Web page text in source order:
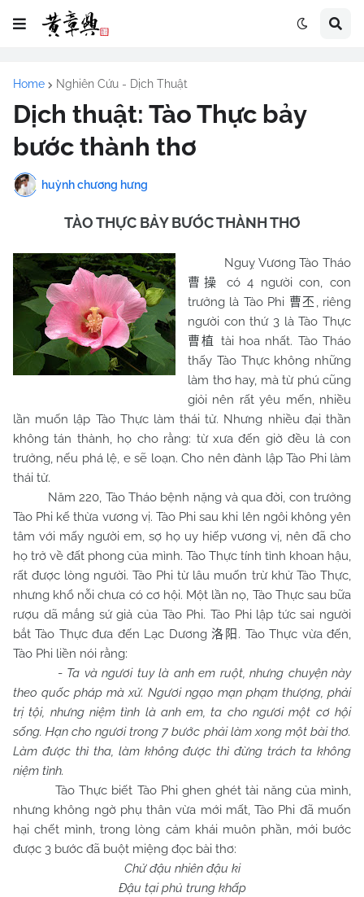
Home Nghiên Cứu - Dịch Thuật
Dịch thuật: Tào Thực bảy
bước thành thơ
huỳnh chương hưng
TÀO THỰC BẢY BƯỚC THÀNH THƠ
Nguỵ Vương Tào Tháo
曹操
có 4 người con, con
trưởng là Tào Phi 曹丕 , riêng
người con thứ 3 là Tào Thực
曹植
tài hoa nhất. Tào Tháo
thấy Tào Thực không những
làm thơ hay, mà từ phú cũng
giỏi nên rất yêu mến, nhiều
lần muốn lập Tào Thực làm thái tử. Nhưng nhiều đại thần
không tán thành, họ cho rằng: từ xưa đến giờ đều là con
trưởng, nếu phá lệ, e sẽ loạn. Cho nên đành lập Tào Phi làm
thái tử.
Năm 220, Tào Tháo bệnh nặng và qua đời, con trưởng
Tào Phi kế thừa vương vị. Tào Phi sau khi lên ngôi không yên
tâm với mấy người em, sợ họ uy hiếp vương vị, nên đã cho
họ trở về đất phong của mình. Tào Thực tính tình khoan hậu,
rất được lòng người. Tào Phi từ lâu muốn trừ khử Tào Thực,
nhưng khổ nỗi chưa có cơ hội. Một lần nọ, Tào Thực sau bữa
rượu dã mắng sứ giả của Tào Phi. Tào Phi lập tức sai người
bắt Tào Thực đưa đến Lạc Dương洛阳 . Tào Thực vừa đến,
Tào Phi liền nói rằng:
- Ta và ngươi tuy là anh em ruột, nhưng chuyện này
theo quốc pháp mà xử. Ngươi ngạo mạn phạm thượng, phải
trị tội, nhưng niệm tình là anh em, ta cho ngươi một cơ hội
sống. Hạn cho ngươi trong 7 bước phải làm xong một bài thơ.
Làm được thì tha, làm không được thì đừng trách ta không
niệm tình.
Tào Thực biết Tào Phi ghen ghét tài năng của mình,
nhưng không ngờ phụ thân vừa mới mất, Tào Phi đã muốn
hại chết mình, trong lòng cảm khái muôn phần, mới bước
được 3 bước đã buột miệng đọc bài thơ:
Chử đậu nhiên đậu ki
Đậu tại phủ trung khấp